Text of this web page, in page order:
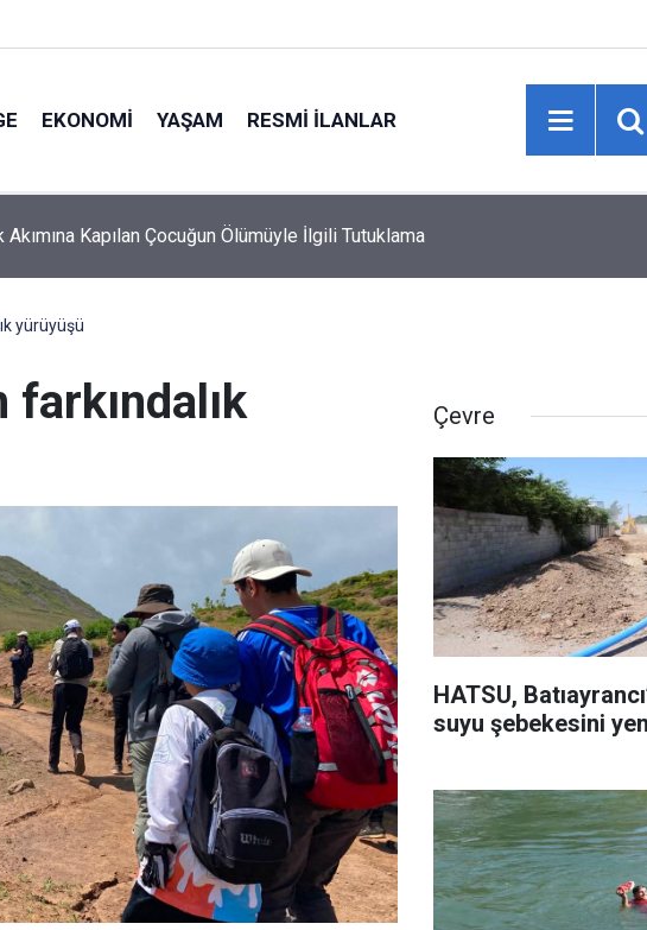
EKONOMI YAŞAM RESMI İLANLAR
sürecine ilişkin yasa teklifi TBMM Adalet Komisyonu'nda
yürüyüşü
Çevre
HATSU,
suyu şebekesini